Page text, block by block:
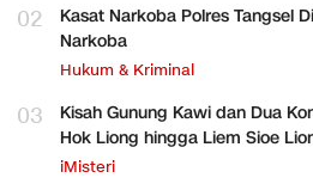
02
Kasat Narkoba Polres Tangsel
Narkoba
Hukum & Kriminal
03
Kisah Gunung Kawi dan Dua
Hok Liong hingga Liem Sioe
iMisteri